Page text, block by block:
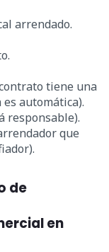
arrendado.
tiene una
automática).
responsable).
que
de
en